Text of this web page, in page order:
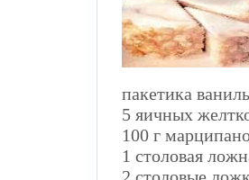
пакетика
5 яичных
100 г
1 столовая